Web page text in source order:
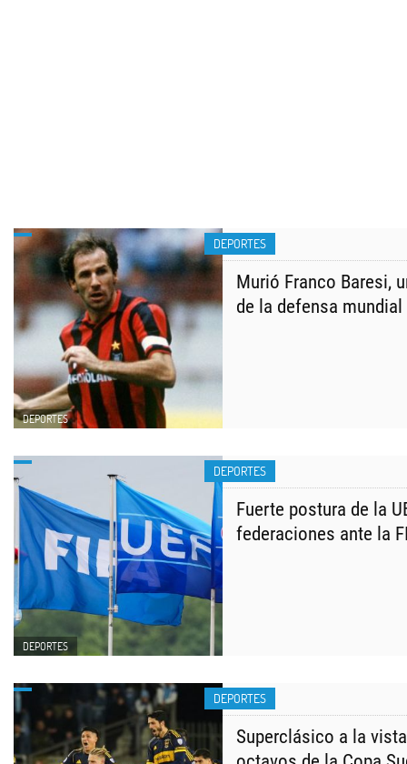
DEPORTES
DEPORTES
Murió Franco Baresi,
de la defensa mundial
DEPORTES
DEPORTES
Fuerte postura de la
federaciones ante la
DEPORTES
Superclásico a la